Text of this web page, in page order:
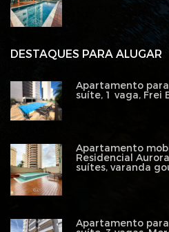
DESTAQUES PARA ALUGAR
Apartamento
suíte, 1 vaga, Frei
Apartamento
Residencial
suítes, varanda
Apartamento